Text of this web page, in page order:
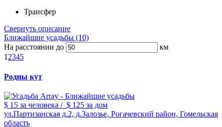
Трансфер
Свернуть описание
Ближайшие усадьбы (10)
На расстоянии до
км
1 2345
Родны кут
$ 15 за человека / $ 125 за дом
ул.Партизанская д.2, д.Залозье, Рогачевский район, Гомельская
область